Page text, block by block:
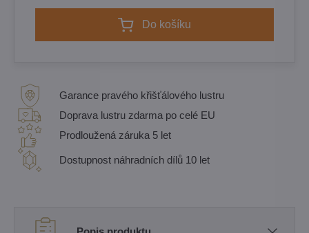
Do košíku
Garance pravého křišťálového lustru
Doprava lustru zdarma po celé EU
Prodloužená záruka 5 let
Dostupnost náhradních dílů 10 let